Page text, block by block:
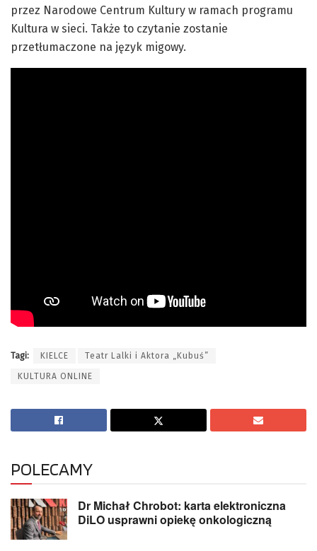
przez Narodowe Centrum Kultury w ramach programu
Kultura w sieci. Także to czytanie zostanie
przetłumaczone na język migowy.
Tagi: KIELCE Teatr Lalki i Aktora „Kubuś”
KULTURA ONLINE
POLECAMY
Dr Michał Chrobot: karta elektroniczna
DiLO usprawni opiekę onkologiczną